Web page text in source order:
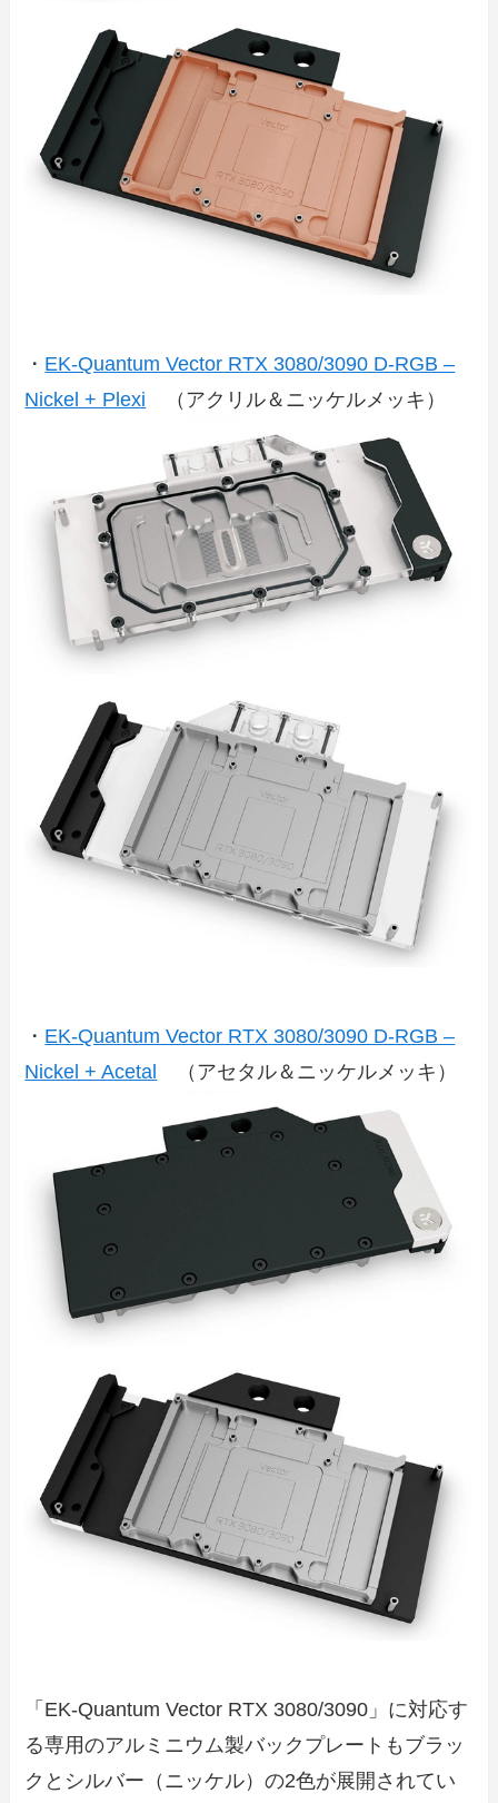
・ EK-Quantum Vector RTX 3080/3090 D-RGB –
Nickel + Plexi （アクリル＆ニッケルメッキ）
・ EK-Quantum Vector RTX 3080/3090 D-RGB –
Nickel + Acetal
（アセタル＆ニッケルメッキ）
「EK-Quantum Vector RTX 3080/3090」に対応す
る専用のアルミニウム製バックプレートもブラッ
クとシルバー（ニッケル）の2色が展開されてい